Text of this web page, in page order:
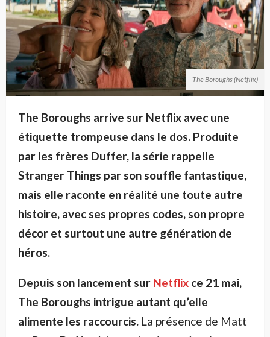
The Boroughs (Netflix)
The Boroughs arrive sur Netflix avec une
étiquette trompeuse dans le dos. Produite
par les frères Duffer, la série rappelle
Stranger Things par son souffle fantastique,
mais elle raconte en réalité une toute autre
histoire, avec ses propres codes, son propre
décor et surtout une autre génération de
héros.
Depuis son lancement sur Netflix ce 21 mai,
The Boroughs intrigue autant qu’elle
alimente les raccourcis. La présence de Matt